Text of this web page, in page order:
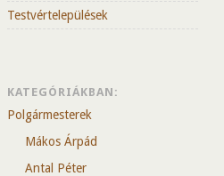
Testvértelepülések
KATEGÓRIÁKBAN:
Polgármesterek
Mákos Árpád
Antal Péter